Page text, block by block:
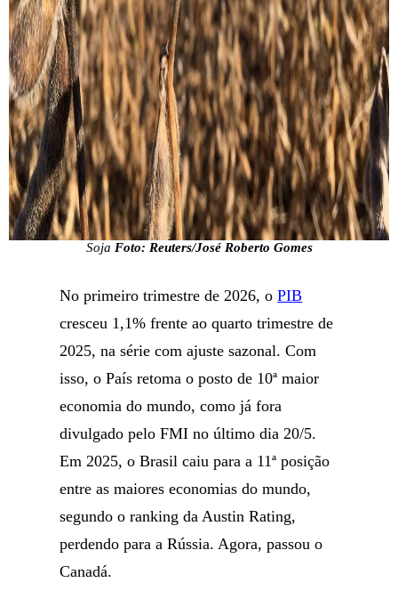
Soja Foto: Reuters/José Roberto Gomes
No primeiro trimestre de 2026, oPIB
cresceu 1,1% frente ao quarto trimestre de
2025, na série com ajuste sazonal. Com
isso, o País retoma o posto de 10ª maior
economia do mundo, como já fora
divulgado pelo FMI no último dia 20/5.
Em 2025, o Brasil caiu para a 11ª posição
entre as maiores economias do mundo,
segundo o ranking da Austin Rating,
perdendo para a Rússia. Agora, passou o
Canadá.